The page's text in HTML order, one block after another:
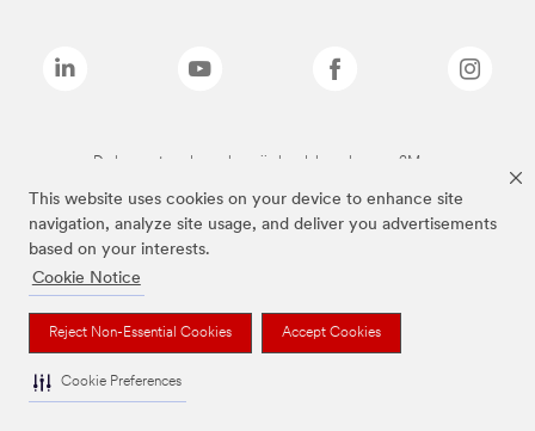
This website uses cookies on your device to enhance site
navigation, analyze site usage, and deliver you advertisements
based on your interests.
Cookie Notice
Reject Non-Essential Cookies Accept Cookies
Cookie Preferences
De bovenstaande merken zijn handelsmerken van 3M.we